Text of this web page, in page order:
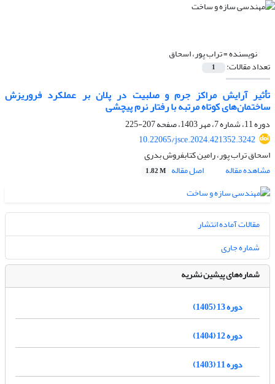
نویسنده =تراب پور، اسحاق
تعداد مقالات: 1
تأثیر آرایش مراکز جرم و صلبیت در پلان بر عملکرد فروریزش
ساختمان‌های کوتاه مرتبه با رفتار نرم پیچشی
دوره 11، شماره 7، مهر 1403، صفحه
207-225
10.22065/jsce.2024.421352.3242
اسحاق تراب پور، رامین کتابفروش بدری
مشاهده مقاله
اصل مقاله 1.82 M
مقالات آماده انتشار
شماره جاری
شماره‌های پیشین نشریه
دوره 13 (1405)
دوره 12 (1404)
دوره 11 (1403)